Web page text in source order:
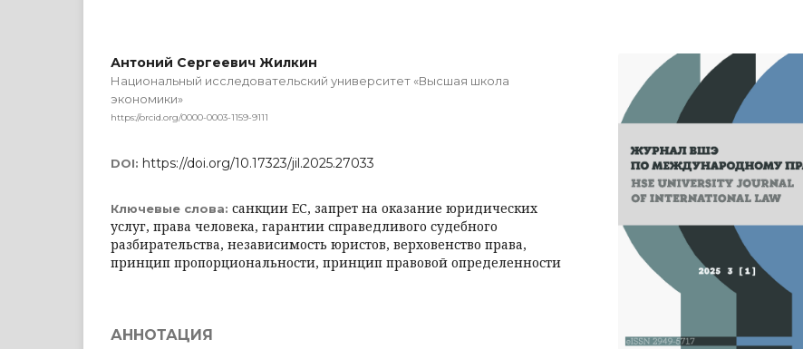
Антоний Сергеевич Жилкин
Национальный исследовательский университет «Высшая школа
экономики»
https://orcid.org/0000-0003-1159-9111
DOI: https://doi.org/10.17323/jil.2025.27033
Ключевые слова: санкции ЕС, запрет на оказание юридических
услуг, права человека, гарантии справедливого судебного
разбирательства, независимость юристов, верховенство права,
принцип пропорциональности, принцип правовой определенности
АННОТАЦИЯ